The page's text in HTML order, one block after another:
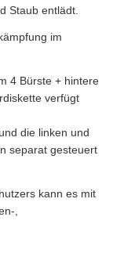
Staub entlädt.
im
4 Bürste + hintere
verfügt
die linken und
separat gesteuert
kann es mit
,